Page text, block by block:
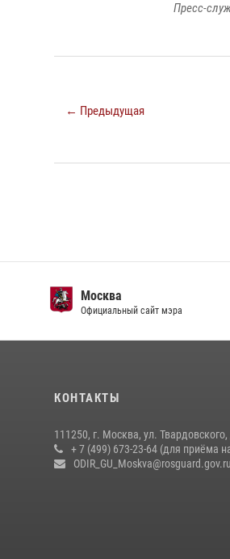
Пресс-
← Предыдущая
Москва
Официальный сайт мэра
КОНТАКТЫ
111250, г. Москва, ул.
+ 7 (499) 673-23-64 (для приёма
ODIR_GU_Moskva@rosguard.gov.ru